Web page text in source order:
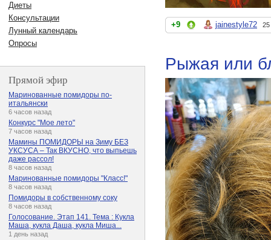
+9 jainestyle72 25
Рыжая или
Диеты
Консультации
Лунный календарь
Опросы
Прямой эфир
Маринованные помидоры по-
итальянски
6 часов назад
Конкурс "Мое лето"
7 часов назад
Мамины ПОМИДОРЫ на Зиму БЕЗ
УКСУСА – Так ВКУСНО, что выпьешь
даже рассол!
8 часов назад
Маринованные помидоры "Класс!"
8 часов назад
Помидоры в собственному соку
8 часов назад
Голосование. Этап 141. Тема : Кукла
Маша, кукла Даша, кукла Миша...
1 день назад